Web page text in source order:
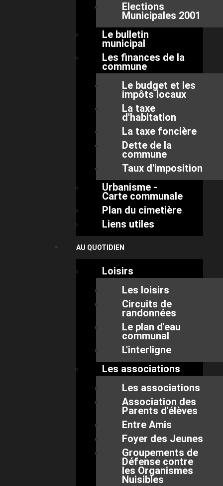
Elections
Municipales 2001
Le bulletin
municipal
Les finances de la
commune
Le budget et les
impôts locaux
La taxe
d'habitation
La taxe foncière
Dette de la
commune
Taux d'imposition
Urbanisme -
Carte communale
Plan du cimetière
Liens utiles
AU QUOTIDIEN
Loisirs
Les loisirs
Circuits de
randonnées
Le plan d'eau
communal
L'interligne
Les associations
Les associations
Association des
Parents d'élèves
Entre Amis
Foyer des Jeunes
Groupements de
Défense contre
les Organismes
Nuisibles